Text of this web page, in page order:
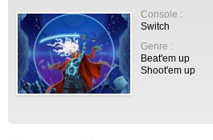
Console :
Switch
Genre :
Beat'em up
Shoot'em up